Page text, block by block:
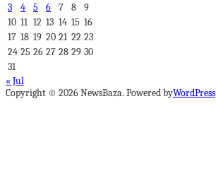
3
4 5 6 7 8
9
10 11 12 13 14 15 16
17 18 19 20 21 22 23
24 25 26 27 28 29 30
31
« Jul
Copyright © 2026 NewsBaza. Powered byWordPress